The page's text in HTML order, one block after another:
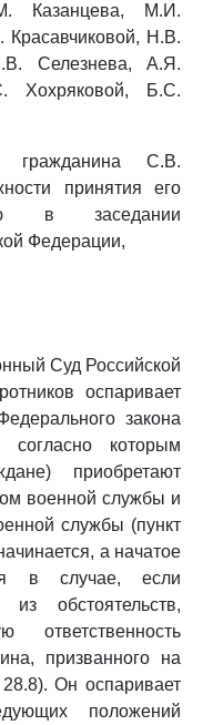
Казанцева, М.И.
Н.В.
Селезнева, А.Я.
Хохряковой, Б.С.
гражданина С.В.
принятия его
в заседании
Федерации,
Суд Российской
оспаривает
закона
согласно которым
приобретают
военной службы и
службы (пункт
а начатое
в случае, если
обстоятельств,
ответственность
призванного на
Он оспаривает
положений